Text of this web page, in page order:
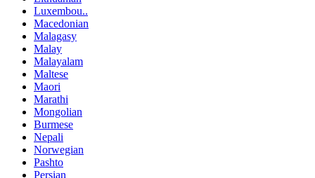
Luxembou..
Macedonian
Malagasy
Malay
Malayalam
Maltese
Maori
Marathi
Mongolian
Burmese
Nepali
Norwegian
Pashto
Persian